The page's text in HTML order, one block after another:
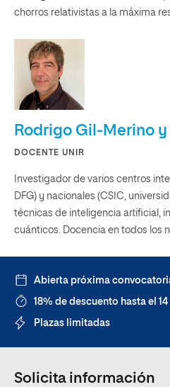
chorros relativistas a la máxima
Rodrigo Gil-Merino y
DOCENTE UNIR
Investigador de varios centros
DFG) y nacionales (CSIC,
técnicas de inteligencia artificial,
cuánticos. Docencia en todos los
Abierta próxima
18% de descuento hasta el
Plazas limitadas
Solicita información